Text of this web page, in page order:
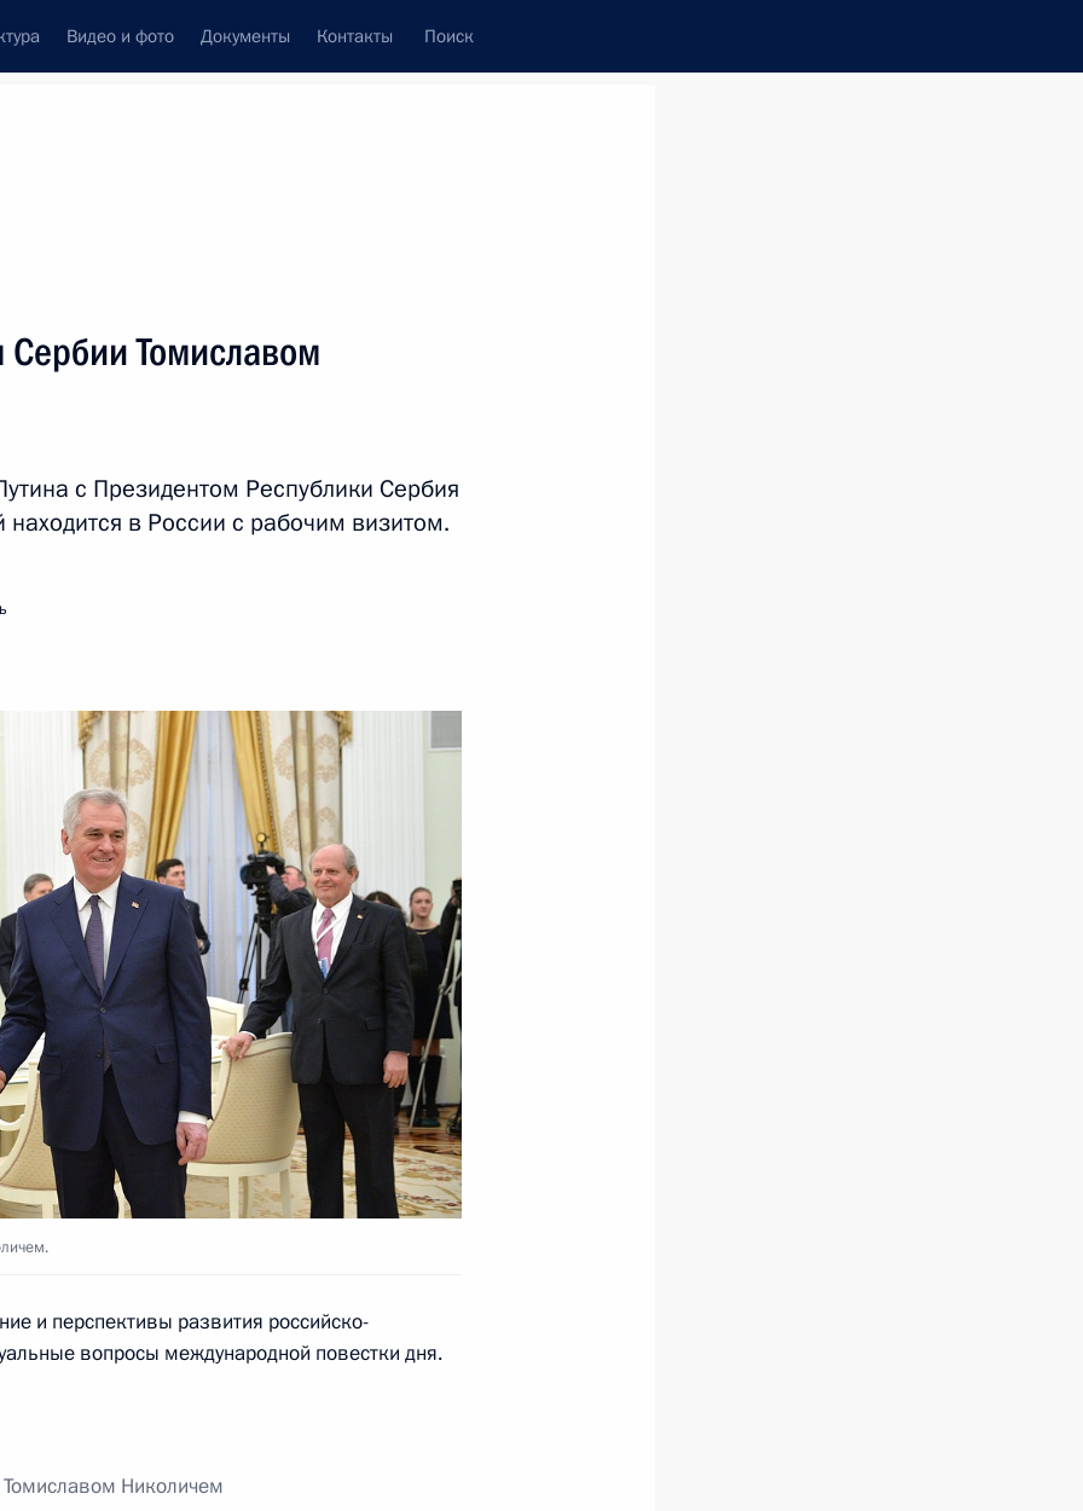
Видео и фото Документы Контакты Поиск
с Королём Марокко
8
2
Николичем
Сербии Томиславом
с Президентом Республики Сербия
в России с рабочим визитом.
и перспективы развития российско-
вопросы международной повестки дня.
Николичем